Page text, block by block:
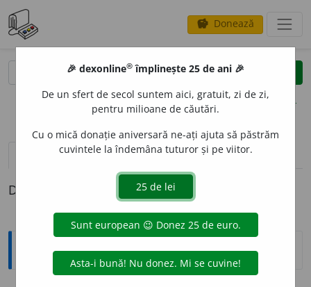
savings Donează
clear
opțiuni
definiții (1) pronunțievolume_up (3)
Definiția cu ID-ul 872382:
Explicative DEX
🎉 dexonline® împlinește 25 de ani 🎉
De un sfert de secol suntem aici, gratuit, zi de zi,
pentru milioane de căutări.
Cu o mică donație aniversară ne-ați ajuta să păstrăm
cuvintele la îndemâna tuturor și pe viitor.